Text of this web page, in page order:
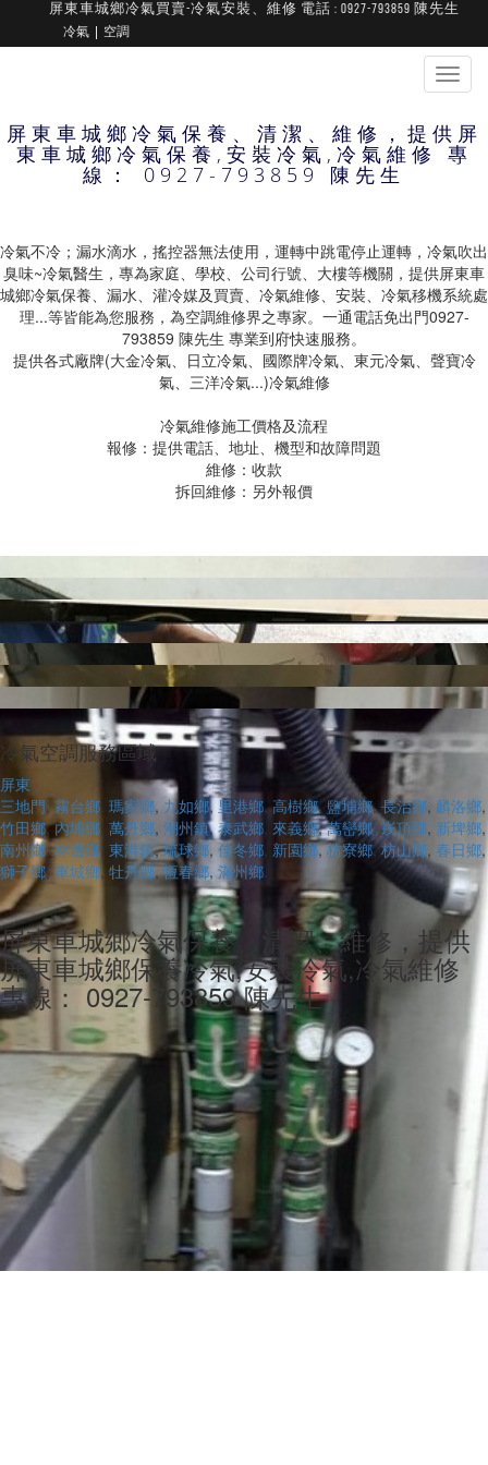
屏東車城鄉冷氣買賣-冷氣安裝、維修 電話 : 0927-793859 陳先生
冷氣 空調
冷
氣
機
急
修
屏東車城鄉冷氣保養、清潔、維修，提供屏
東車城鄉冷氣保養,安裝冷氣,冷氣維修 專
線： 0927-793859 陳先生
冷氣不冷；漏水滴水，搖控器無法使用，運轉中跳電停止運轉，冷氣吹出
臭味~冷氣醫生，專為家庭、學校、公司行號、大樓等機關，提供屏東車
城鄉冷氣保養、漏水、灌冷媒及買賣、冷氣維修、安裝、冷氣移機系統處
理...等皆能為您服務，為空調維修界之專家。一通電話免出門0927-
793859 陳先生 專業到府快速服務。
提供各式廠牌(大金冷氣、日立冷氣、國際牌冷氣、東元冷氣、聲寶冷
氣、三洋冷氣...)冷氣維修
冷氣維修施工價格及流程
報修：提供電話、地址、機型和故障問題
維修：收款
拆回維修：另外報價
冷氣空調服務區域
屏東
三地門,霧台鄉 瑪家鄉, 九如鄉, 里港鄉,高樹鄉,鹽埔鄉,長治鄉, 麟洛鄉,
竹田鄉,內埔鄉 萬丹鄉, 潮州鎮,泰武鄉, 來義鄉,萬巒鄉,崁頂鄉, 新埤鄉,
南州鄉,林邊鄉 東港鎮,琉球鄉, 佳冬鄉, 新園鄉,枋寮鄉,枋山鄉, 春日鄉,
獅子鄉,車城鄉, 牡丹鄉,恆春鄉, 滿州鄉
屏東車城鄉冷氣保養、清潔、維修，提供
屏東車城鄉保養冷氣,安裝冷氣,冷氣維修
專線： 0927-793859 陳先生